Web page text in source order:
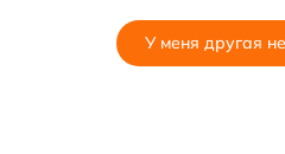
У меня другая